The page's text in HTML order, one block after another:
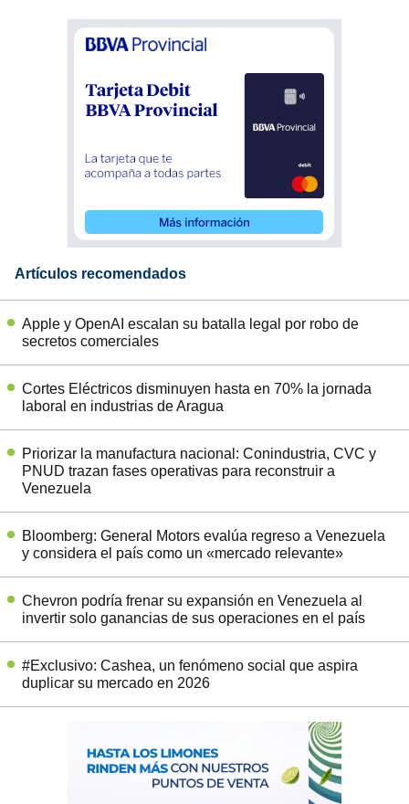
Artículos recomendados
Apple y OpenAI escalan su batalla legal por robo de
secretos comerciales
Cortes Eléctricos disminuyen hasta en 70% la jornada
laboral en industrias de Aragua
Priorizar la manufactura nacional: Conindustria, CVC y
PNUD trazan fases operativas para reconstruir a
Venezuela
Bloomberg: General Motors evalúa regreso a Venezuela
y considera el país como un «mercado relevante»
Chevron podría frenar su expansión en Venezuela al
invertir solo ganancias de sus operaciones en el país
#Exclusivo: Cashea, un fenómeno social que aspira
duplicar su mercado en 2026